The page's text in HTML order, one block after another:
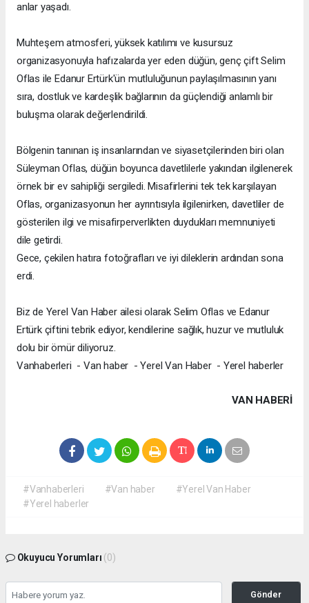
anlar yaşadı.
Muhteşem atmosferi, yüksek katılımı ve kusursuz
organizasyonuyla hafızalarda yer eden düğün, genç çift Selim
Oflas ile Edanur Ertürk'ün mutluluğunun paylaşılmasının yanı
sıra, dostluk ve kardeşlik bağlarının da güçlendiği anlamlı bir
buluşma olarak değerlendirildi.
Bölgenin tanınan iş insanlarından ve siyasetçilerinden biri olan
Süleyman Oflas, düğün boyunca davetlilerle yakından ilgilenerek
örnek bir ev sahipliği sergiledi. Misafirlerini tek tek karşılayan
Oflas, organizasyonun her ayrıntısıyla ilgilenirken, davetliler de
gösterilen ilgi ve misafirperverlikten duydukları memnuniyeti
dile getirdi.
Gece, çekilen hatıra fotoğrafları ve iyi dileklerin ardından sona
erdi.
Biz de Yerel Van Haber ailesi olarak Selim Oflas ve Edanur
Ertürk çiftini tebrik ediyor, kendilerine sağlık, huzur ve mutluluk
dolu bir ömür diliyoruz.
Vanhaberleri - Van haber - Yerel Van Haber - Yerel haberler
VAN HABERİ
#Vanhaberleri #Van haber
#Yerel Van Haber
#Yerel haberler
Okuyucu Yorumları (0)
Gönder